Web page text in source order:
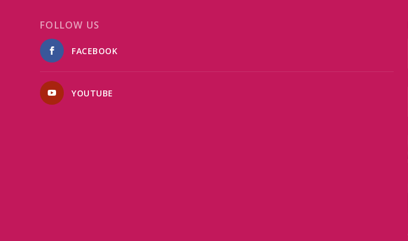
FOLLOW US
FACEBOOK
YOUTUBE